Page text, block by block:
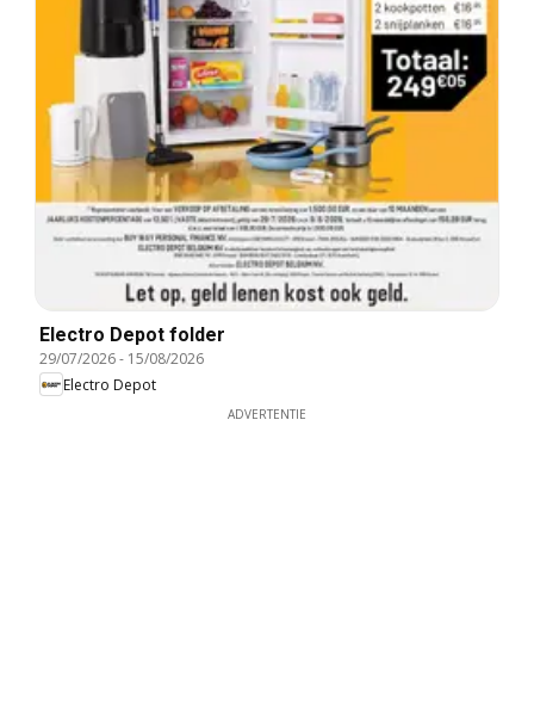
Electro Depot folder
29/07/2026- 15/08/2026
Electro Depot
ADVERTENTIE